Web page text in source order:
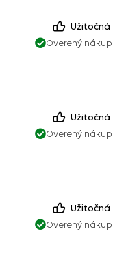
Užitočná
Overený nákup
Užitočná
Overený nákup
Užitočná
Overený nákup